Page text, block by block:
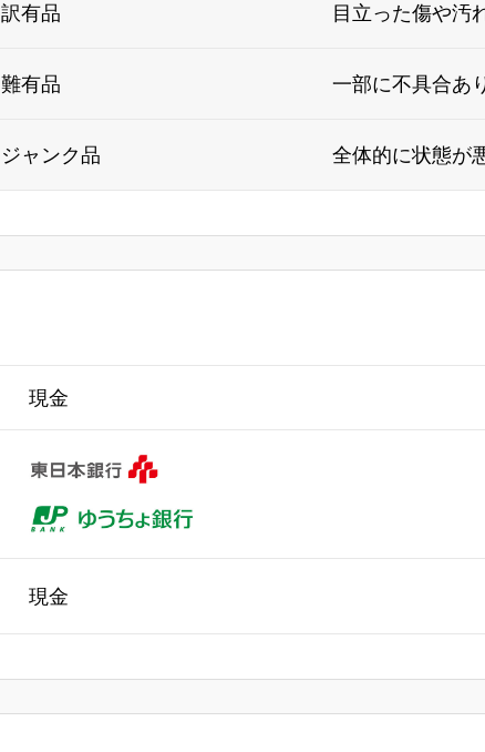
訳有品 目立った傷や汚
難有品 一部に不具合あ
ジャンク品 全体的に状態が
現金
現金